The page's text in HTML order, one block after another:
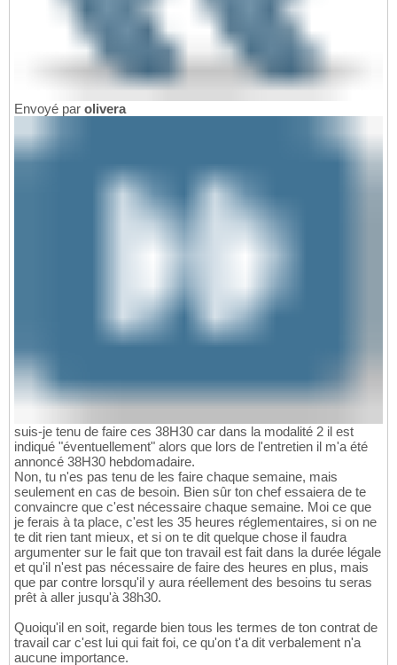
Envoyé par olivera
suis-je tenu de faire ces 38H30 car dans la modalité 2 il est
indiqué "éventuellement" alors que lors de l'entretien il m'a été
annoncé 38H30 hebdomadaire.
Non, tu n'es pas tenu de les faire chaque semaine, mais
seulement en cas de besoin. Bien sûr ton chef essaiera de te
convaincre que c'est nécessaire chaque semaine. Moi ce que
je ferais à ta place, c'est les 35 heures réglementaires, si on ne
te dit rien tant mieux, et si on te dit quelque chose il faudra
argumenter sur le fait que ton travail est fait dans la durée légale
et qu'il n'est pas nécessaire de faire des heures en plus, mais
que par contre lorsqu'il y aura réellement des besoins tu seras
prêt à aller jusqu'à 38h30.
Quoiqu'il en soit, regarde bien tous les termes de ton contrat de
travail car c'est lui qui fait foi, ce qu'on t'a dit verbalement n'a
aucune importance.